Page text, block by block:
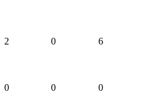
2 0 6
0 0 0